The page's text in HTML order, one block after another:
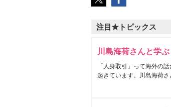
注目★トピックス
川島海荷さんと学
「人身取引」って海外の
起きています。川島海荷さ